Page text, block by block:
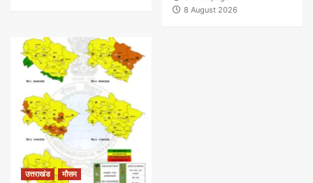
8 August 2026
उत्तराखंड मौसम